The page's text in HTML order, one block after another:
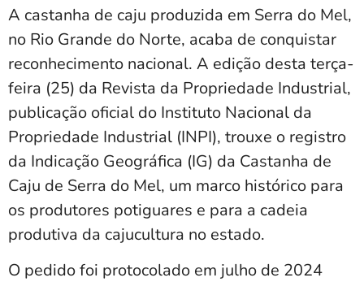
A castanha de caju produzida em Serra do Mel,
no Rio Grande do Norte, acaba de conquistar
reconhecimento nacional. A edição desta terça-
feira (25) da Revista da Propriedade Industrial,
publicação oficial do Instituto Nacional da
Propriedade Industrial (INPI), trouxe o registro
da Indicação Geográfica (IG) da Castanha de
Caju de Serra do Mel, um marco histórico para
os produtores potiguares e para a cadeia
produtiva da cajucultura no estado.
O pedido foi protocolado em julho de 2024